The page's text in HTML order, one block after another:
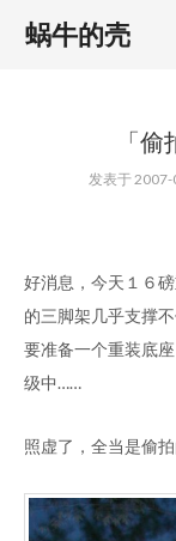
蜗牛的壳
「
发表于2007-
好消息，今天１６
的三脚架几乎支撑
要准备一个重装底
级中……
照虚了，全当是偷拍